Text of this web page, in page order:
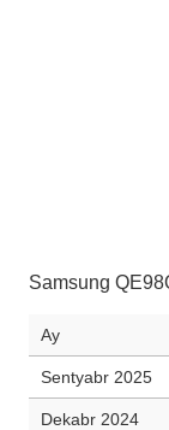
Samsung
Ay
Sentyabr 2025
Dekabr 2024